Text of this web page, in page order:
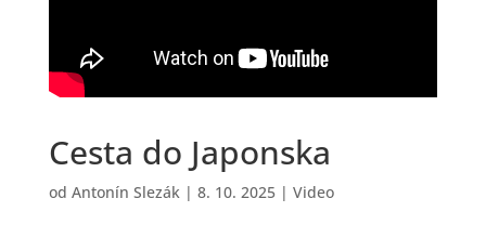
Cesta do Japonska
od Antonín Slezák| 8. 10. 2025| Video